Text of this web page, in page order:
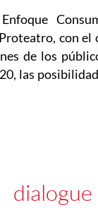
con el
de los
las